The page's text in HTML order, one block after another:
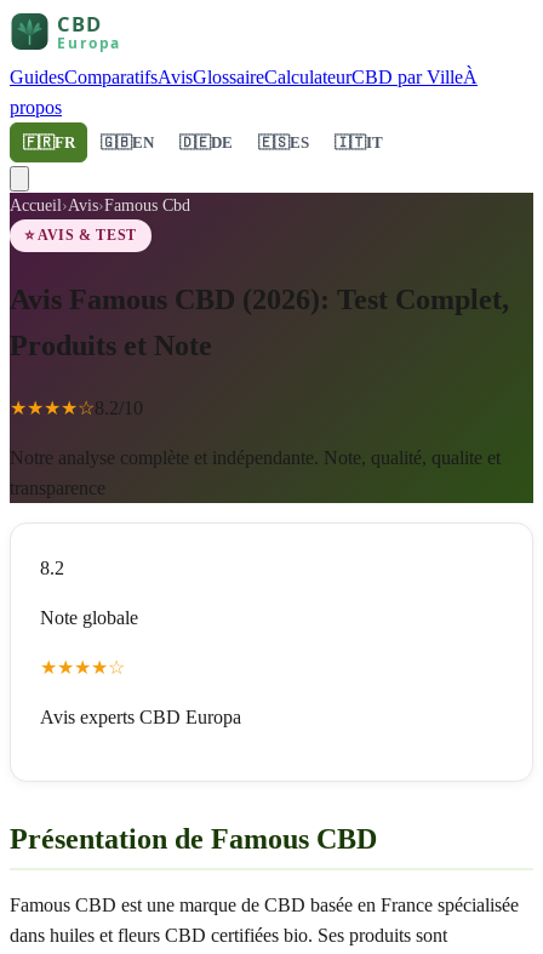
GuidesComparatifsAvisGlossaireCalculateurCBD par VilleÀ
propos
🇫🇷FR 🇬🇧EN 🇩🇪DE 🇪🇸ES 🇮🇹IT
Accueil›Avis›Famous Cbd
⭐ AVIS & TEST
Avis Famous CBD (2026): Test Complet,
Produits et Note
★★★★☆8.2/10
Notre analyse complète et indépendante. Note, qualité, qualite et
transparence
8.2
Note globale
★★★★☆
Avis experts CBD Europa
Présentation de Famous CBD
Famous CBD est une marque de CBD basée en France spécialisée
dans huiles et fleurs CBD certifiées bio. Ses produits sont